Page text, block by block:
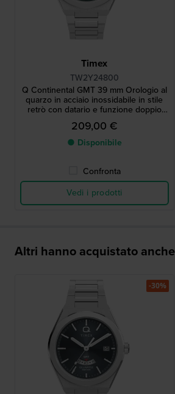
Timex
TW2Y24800
Q Continental GMT 39 mm Orologio al
quarzo in acciaio inossidabile in stile
retrò con datario e funzione doppio
fuso orario
209,00 €
● Disponibile
Confronta
Vedi i prodotti
Altri hanno acquistato anche
-30%